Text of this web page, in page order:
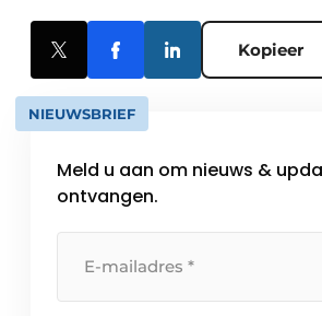
Kopieer
NIEUWSBRIEF
Meld u aan om nieuws &
ontvangen.